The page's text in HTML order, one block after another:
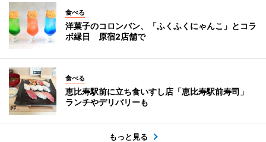
食べる
洋菓子のコロンバン、「ふくふくにゃんこ」とコラ
ボ縁日 原宿2店舗で
食べる
恵比寿駅前に立ち食いすし店「恵比寿駅前寿司」
ランチやデリバリーも
もっと見る